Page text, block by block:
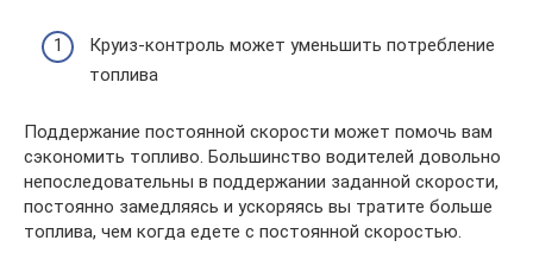
Круиз-контроль может уменьшить потребление
топлива
Поддержание постоянной скорости может помочь вам
сэкономить топливо. Большинство водителей довольно
непоследовательны в поддержании заданной скорости,
постоянно замедляясь и ускоряясь вы тратите больше
топлива, чем когда едете с постоянной скоростью.